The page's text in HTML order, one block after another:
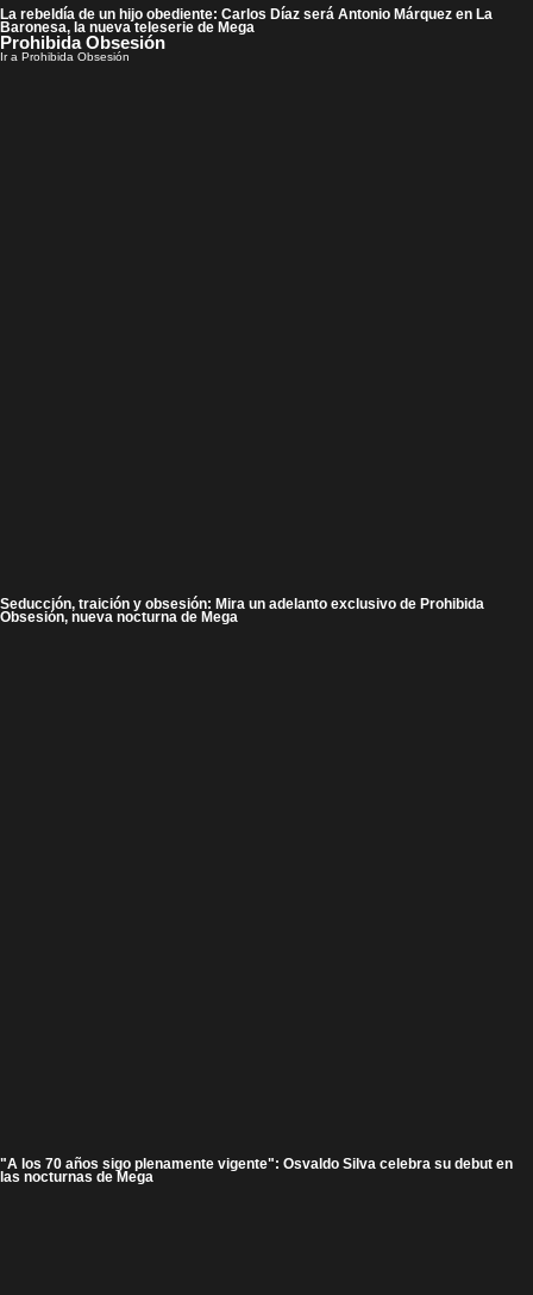
La rebeldía de un hijo obediente: Carlos Díaz será Antonio Márquez en La
Baronesa, la nueva teleserie de Mega
Prohibida Obsesión
Ir a Prohibida Obsesión
Seducción, traición y obsesión: Mira un adelanto exclusivo de Prohibida
Obsesión, nueva nocturna de Mega
"A los 70 años sigo plenamente vigente": Osvaldo Silva celebra su debut en
las nocturnas de Mega